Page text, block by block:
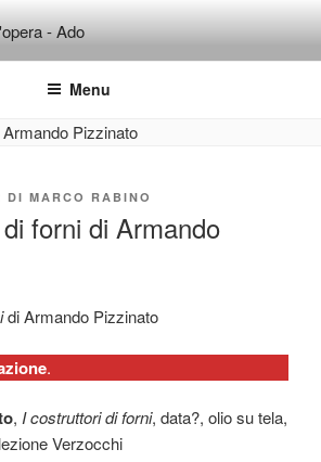
DELL'OPERA
per capirle e imparare ad amarle
Menu
DI MARCO RABINO
forni di Armando
di Armando Pizzinato
.
, I costruttori di forni, data?, olio su tela,
Verzocchi